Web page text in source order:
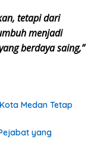
tetapi dari
menjadi
berdaya saing,”
Medan Tetap
yang